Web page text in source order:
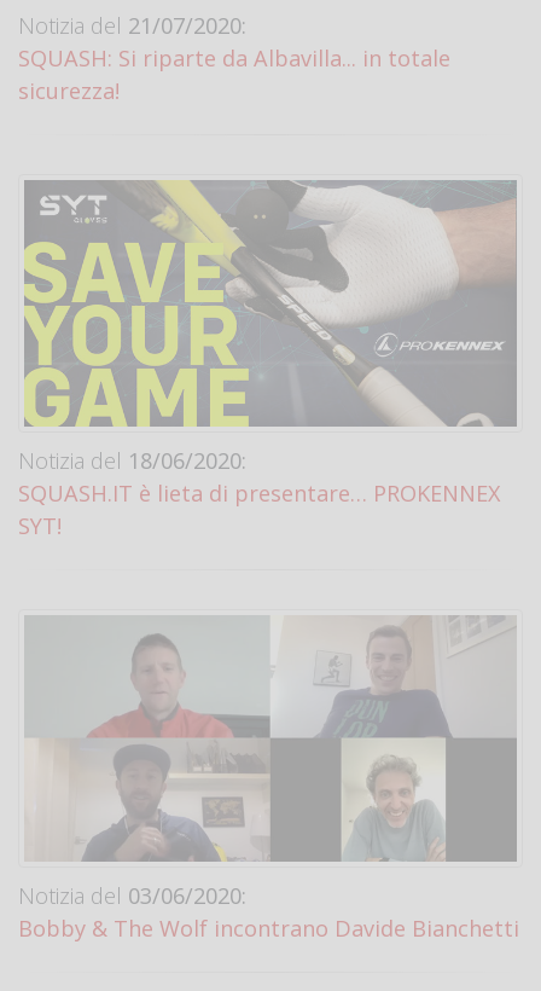
Notizia del 21/07/2020:
SQUASH: Si riparte da Albavilla... in totale
sicurezza!
Notizia del 18/06/2020:
SQUASH.IT è lieta di presentare… PROKENNEX
SYT!
Notizia del 03/06/2020:
Bobby & The Wolf incontrano Davide Bianchetti